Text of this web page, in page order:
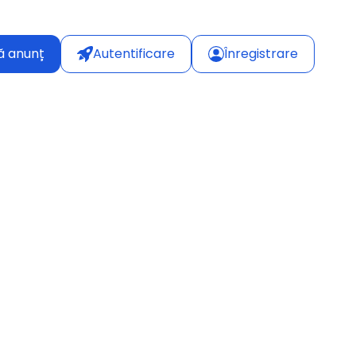
anunț Autentificare Înregistrare